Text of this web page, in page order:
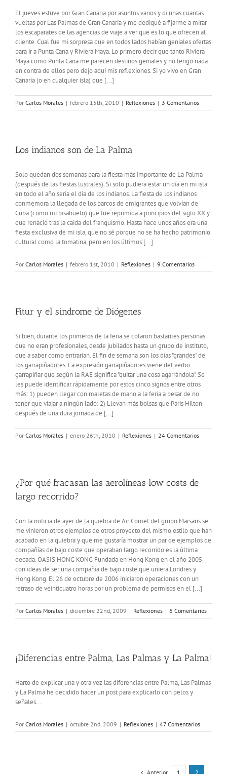
El jueves estuve por Gran Canaria por asuntos varios y di unas cuantas
vueltas por Las Palmas de Gran Canaria y me dediqué a fijarme a mirar
los escaparates de las agencias de viaje a ver que es lo que ofrecen al
cliente. Cual fue mi sorpresa que en todos lados habían geniales ofertas
para ir a Punta Cana y Riviera Maya. Lo primero decir que tanto Riviera
Maya como Punta Cana me parecen destinos geniales y no tengo nada
en contra de ellos pero dejo aquí mis reflexiones. Si yo vivo en Gran
Canaria (o en cualquier isla) que [...]
Por Carlos Morales | febrero 15th, 2010 | Reflexiones | 3 Comentarios
Los indianos son de La Palma
Solo quedan dos semanas para la fiesta más importante de La Palma
(después de las fiestas lustrales). Si solo pudiera estar un día en mi isla
en todo el año sería el día de los indianos. La fiesta de los indianos
conmemora la llegada de los barcos de emigrantes que volvían de
Cuba (como mi bisabuelo) que fue reprimida a principios del siglo XX y
que renació tras la caída del franquismo. Hasta hace unos años era una
fiesta exclusiva de mi isla, que no sé porque no se ha hecho patrimonio
cultural como la tomatina, pero en los últimos [...]
Por Carlos Morales | febrero 1st, 2010 | Reflexiones | 9 Comentarios
Fitur y el sindrome de Diógenes
Si bien, durante los primeros de la feria se colaron bastantes personas
que no eran profesionales, desde jubilados hasta un grupo de instituto,
que a saber como entrarían. El fin de semana son los días "grandes" de
los garrapiñadores. La expresión garrapiñadores viene del verbo
garrapiñar que según la RAE significa "quitar una cosa agarrándola". Se
les puede identificar rápidamente por estos cinco signos entre otros
más: 1) pueden llegar con maletas de mano a la feria a pesar de no
tener que viajar a ningún lado: 2) Llevan más bolsas que Paris Hilton
después de una dura jornada de [...]
Por Carlos Morales | enero 26th, 2010 | Reflexiones | 24 Comentarios
¿Por qué fracasan las aerolíneas low costs de
largo recorrido?
Con la noticia de ayer de la quiebra de Air Comet del grupo Marsans se
me vinieron otros ejemplos de otros proyecto del mismo estilo que han
acabado en la quiebra y que me gustaría mostrar un par de ejemplos de
compañías de bajo coste que operaban largo recorrido es la última
decada. OASIS HONG KONG Fundada en Hong Kong en el año 2005
con ideas de ser una compañía de bajo coste que uniera Londres y
Hong Kong. El 26 de octubre de 2006 iniciaron operaciones con un
retraso de veinticuatro horas por un problema de permisos en el [...]
Por Carlos Morales | diciembre 22nd, 2009 | Reflexiones | 6 Comentarios
¡Diferencias entre Palma, Las Palmas y La Palma!
Harto de explicar una y otra vez las diferencias entre Palma, Las Palmas
y La Palma he decidido hacer un post para explicarlo con pelos y
señales...
Por Carlos Morales | octubre 2nd, 2009 | Reflexiones | 47 Comentarios
Anterior 1 2